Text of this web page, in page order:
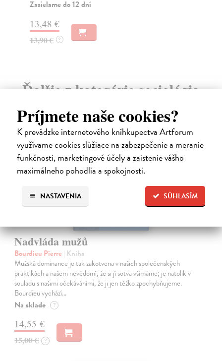
Príjmete naše cookies?
K prevádzke internetového kníhkupectva Artforum
využívame cookies slúžiace na zabezpečenie a meranie
funkčnosti, marketingové účely a zaistenie vášho
maximálneho pohodlia a spokojnosti.
SÚHLASÍM
NASTAVENIA
Zasielame do 12 dní
13,48 €
13,90 € ?
Ďalšie z kategórie sociológia
na sklade
Nadvláda mužů
Bourdieu Pierre | Kniha
Mužská dominance je tak zakotvena v našich společenských
praktikách a našem nevědomí, že si jí sotva všímáme; je natolik v
souladu s našimi očekáváními, že ji jen těžko zpochybňujeme.
Bourdieu vychází…
Na sklade ?
14,55 €
15,00 € ?